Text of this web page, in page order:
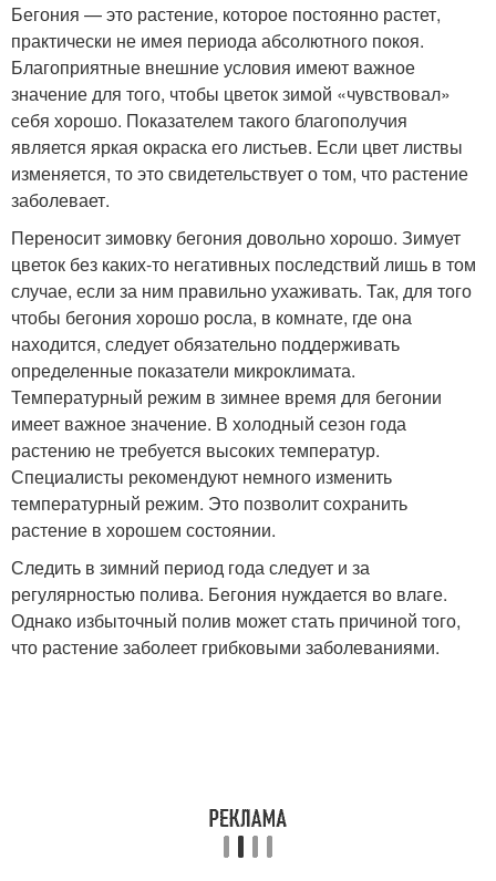
Бегония — это растение, которое постоянно растет,
практически не имея периода абсолютного покоя.
Благоприятные внешние условия имеют важное
значение для того, чтобы цветок зимой «чувствовал»
себя хорошо. Показателем такого благополучия
является яркая окраска его листьев. Если цвет листвы
изменяется, то это свидетельствует о том, что растение
заболевает.
Переносит зимовку бегония довольно хорошо. Зимует
цветок без каких-то негативных последствий лишь в том
случае, если за ним правильно ухаживать. Так, для того
чтобы бегония хорошо росла, в комнате, где она
находится, следует обязательно поддерживать
определенные показатели микроклимата.
Температурный режим в зимнее время для бегонии
имеет важное значение. В холодный сезон года
растению не требуется высоких температур.
Специалисты рекомендуют немного изменить
температурный режим. Это позволит сохранить
растение в хорошем состоянии.
Следить в зимний период года следует и за
регулярностью полива. Бегония нуждается во влаге.
Однако избыточный полив может стать причиной того,
что растение заболеет грибковыми заболеваниями.